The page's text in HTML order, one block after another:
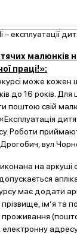
експлуатації
малюнків
праці!»:
може кожен
до 16 років.
поштою свій
Роботи
вул
на аркуші
має додати
ім’я та